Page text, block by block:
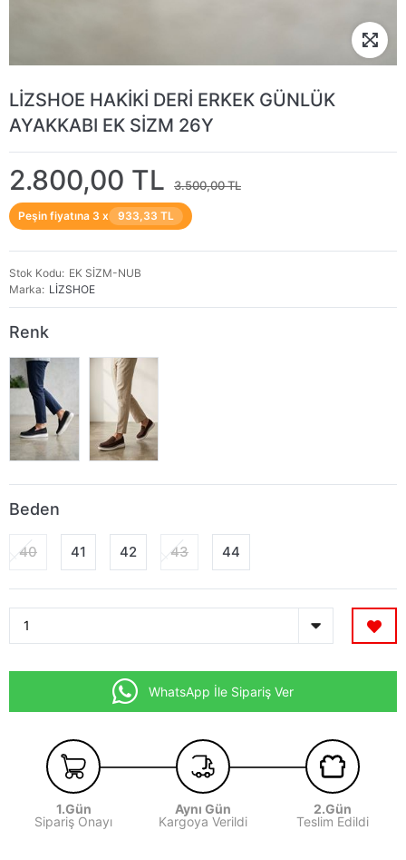
LİZSHOE HAKİKİ DERİ ERKEK GÜNLÜK
AYAKKABI EK SİZM 26Y
2.800,00 TL 3.500,00 TL
Peşin fiyatına 3 x 933,33 TL
Stok Kodu
EK SİZM-NUB
Marka
LİZSHOE
Renk
Beden
40 41 42 43 44
WhatsApp İle Sipariş Ver
1.Gün
Sipariş Onayı
Aynı Gün
Kargoya Verildi
2.Gün
Teslim Edildi